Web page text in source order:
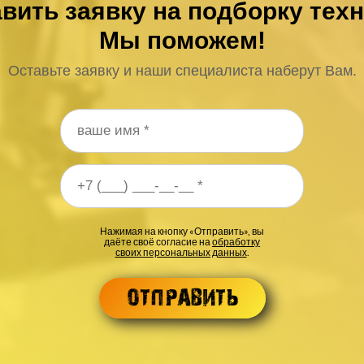
заявку на подборку
Мы поможем!
Оставьте заявку и наши специалиста наберут Вам.
Нажимая на кнопку «Отправить», вы
даёте своё согласие на обработку
своих персональных данных.